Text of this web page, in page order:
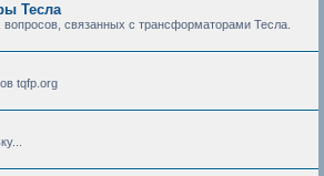
Тесла
связанных с трансформаторами Тесла.
tqfp.org